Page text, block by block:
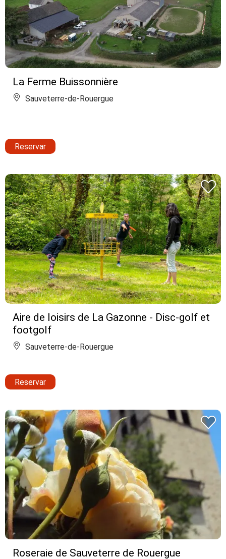
La Ferme Buissonnière
Sauveterre-de-Rouergue
Reservar
Aire de loisirs de La Gazonne - Disc-golf et
footgolf
Sauveterre-de-Rouergue
Reservar
Roseraie de Sauveterre de Rouergue